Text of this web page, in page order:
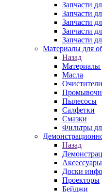
Запчасти
Запчасти
Запчасти
Запчасти
Запчасти
Материалы для
Назад
Материалы
Масла
Очистители
Пылесосы
Салфетки
Смазки
Фильтры
Назад
Доски
Проекторы
Бейджи